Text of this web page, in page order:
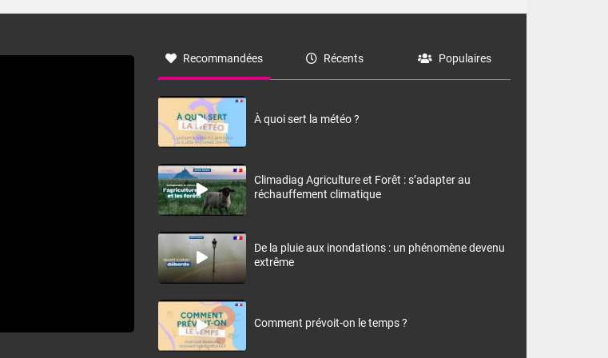
dans un secteur qui part du Roussillon à la
aux régions montagneuses d’où
Recommandées Récents Populaires
À quoi sert la météo ?
Climadiag Agriculture et Forêt : s’adapter au
réchauffement climatique
De la pluie aux inondations : un phénomène devenu
extrême
Comment prévoit-on le temps ?